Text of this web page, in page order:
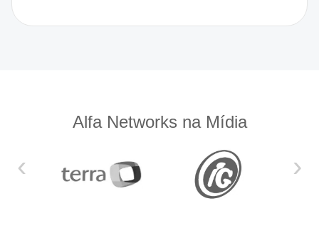
Alfa Networks na Mídia
‹ ›